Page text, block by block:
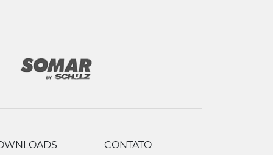
CONTATO